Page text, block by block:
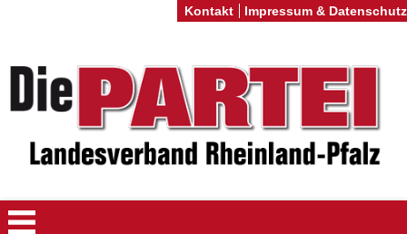
Kontakt Impressum & Datenschutz